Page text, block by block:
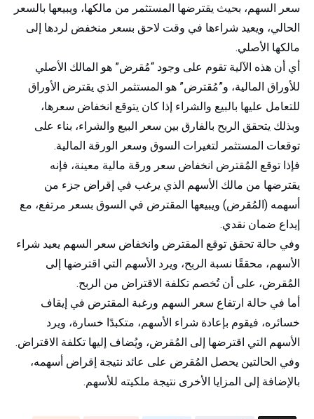
سعر السهم، بحيث يقترضها المستثمر من مالكها، ويبيعها بالسعر
الحالي، ويعيد شراءها في وقت لاحق بسعر منخفض لردها إلى
مالكها الأصلي.
أي أن هذه الآلية تقوم على وجود “مُقرض” هو المالك الأصلي
للأوراق المالية، و”مُقترض” هو المستثمر الذي يقترض الأوراق
للتعامل عليها بالبيع والشراء إذا كان يتوقع انخفاض سعرها،
وبذلك يتحقق الربح بالفارق بين سعر البيع والشراء، بناء على
توقعات المستثمر لتغيرات السوق وسعر الورقة المالية.
فإذا توقع المُقترض انخفاض سعر ورقة مالية معينة، فإنه
يقترضها من مالك الأسهم الذي يرغب في إقراض جزء من
أسهمه (المُقرض) ويبيعها المقترض في السوق بسعر مرتفع، مع
إيداع ضمان نقدي.
وفي حالة تحقق توقع المقترض وانخفاض سعر السهم يعيد شراء
الأسهم، محققًا نسبة الربح، ويرد الأسهم التي اقترضها إلى
المُقرض، على أن تُخصم تكلفة الاقتراض من الربح.
أما في حالة ارتفاع سعر السهم ورغبة المقترض في إيقاف
خسائره، فيقوم بإعادة شراء الأسهم، متكبدًا خسارة، ويرد
الأسهم التي اقترضها إلى المُقرض، ويُضاف إليها تكلفة الاقتراض.
وفي الحالتين يحصل المُقرض على عائد نتيجة إقراض أسهمه،
بالإضافة إلى المزايا الأخرى نتيجة ملكيته للأسهم.